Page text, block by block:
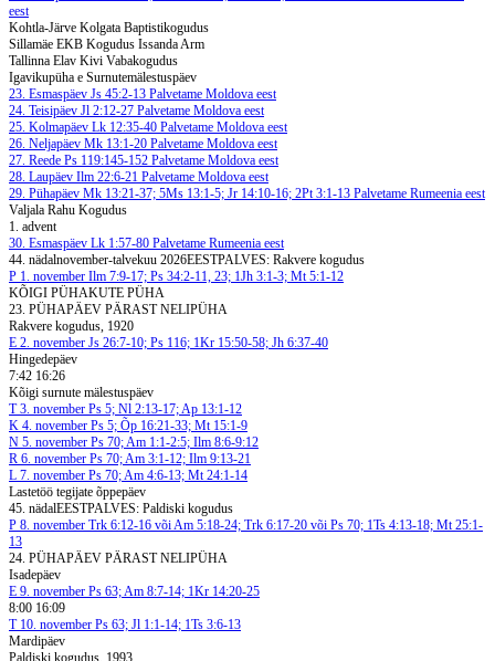
eest
Kohtla-Järve Kolgata Baptistikogudus
Sillamäe EKB Kogudus Issanda Arm
Tallinna Elav Kivi Vabakogudus
Igavikupüha e Surnutemälestuspäev
23. Esmaspäev Js 45:2-13 Palvetame Moldova eest
24. Teisipäev Jl 2:12-27 Palvetame Moldova eest
25. Kolmapäev Lk 12:35-40 Palvetame Moldova eest
26. Neljapäev Mk 13:1-20 Palvetame Moldova eest
27. Reede Ps 119:145-152 Palvetame Moldova eest
28. Laupäev Ilm 22:6-21 Palvetame Moldova eest
29. Pühapäev Mk 13:21-37; 5Ms 13:1-5; Jr 14:10-16; 2Pt 3:1-13 Palvetame Rumeenia eest
Valjala Rahu Kogudus
1. advent
30. Esmaspäev Lk 1:57-80 Palvetame Rumeenia eest
44. nädalnovember-talvekuu 2026EESTPALVES: Rakvere kogudus
P 1. november Ilm 7:9-17; Ps 34:2-11, 23; 1Jh 3:1-3; Mt 5:1-12
KÕIGI PÜHAKUTE PÜHA
23. PÜHAPÄEV PÄRAST NELIPÜHA
Rakvere kogudus, 1920
E 2. november Js 26:7-10; Ps 116; 1Kr 15:50-58; Jh 6:37-40
Hingedepäev
7:42 16:26
Kõigi surnute mälestuspäev
T3. november Ps 5; Nl 2:13-17; Ap 13:1-12
K 4. november Ps 5; Õp 16:21-33; Mt 15:1-9
N 5. november Ps 70; Am 1:1-2:5; Ilm 8:6-9:12
R 6. november Ps 70; Am 3:1-12; Ilm 9:13-21
L 7. november Ps 70; Am 4:6-13; Mt 24:1-14
Lastetöö tegijate õppepäev
45. nädalEESTPALVES: Paldiski kogudus
P 8. november Trk 6:12-16 või Am 5:18-24; Trk 6:17-20 või Ps 70; 1Ts 4:13-18; Mt 25:1-
13
24. PÜHAPÄEV PÄRAST NELIPÜHA
Isadepäev
E 9. november Ps 63; Am 8:7-14; 1Kr 14:20-25
8:00 16:09
T10. november Ps 63; Jl 1:1-14; 1Ts 3:6-13
Mardipäev
Paldiski kogudus, 1993